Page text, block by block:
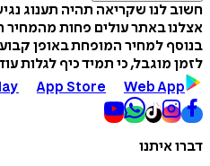
חשוב לנו שקריאה תהיה תענוג
אצלנו באתר עולים פחות
בנוסף למחיר המופחת באופן
לזמן מוגבל, כי תמיד כיף לגלות
App Store Web App
דברו איתנו